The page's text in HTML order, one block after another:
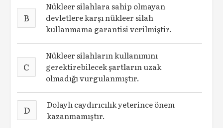
B
Nükleer silahlara sahip olmayan
devletlere karşı nükleer silah
kullanmama garantisi verilmiştir.
C
Nükleer silahların kullanımını
gerektirebilecek şartların uzak
olmadığı vurgulanmıştır.
D
Dolaylı caydırıcılık yeterince önem
kazanmamıştır.